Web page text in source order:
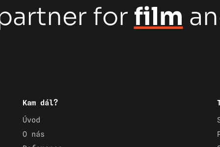
for film
Kam dál?
Úvod
O nás